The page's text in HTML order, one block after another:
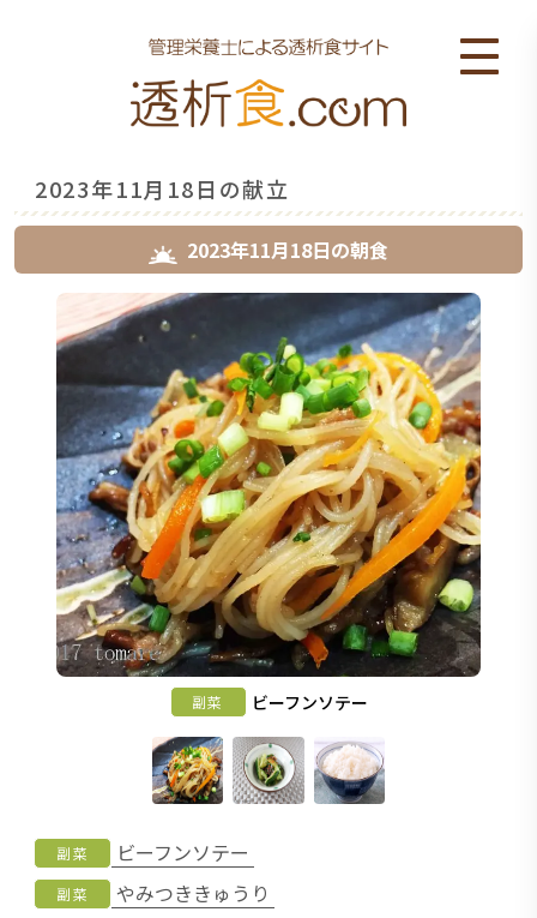
2023年11月18日の献立
2023年11月18日の朝食
副菜 ビーフンソテー
副菜 ビーフンソテー
副菜 やみつききゅうり